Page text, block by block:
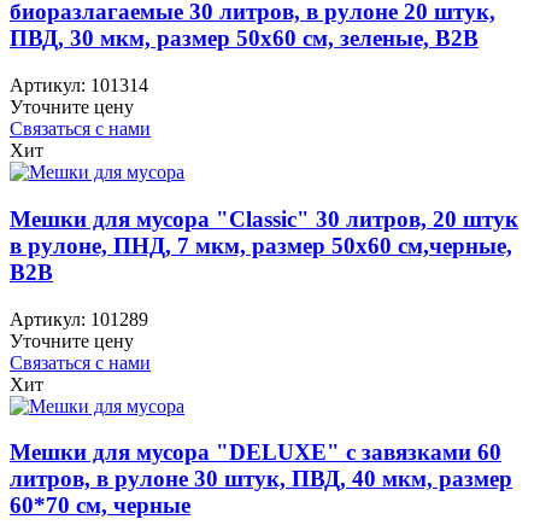
биоразлагаемые 30 литров, в рулоне 20 штук,
ПВД, 30 мкм, размер 50х60 см, зеленые, B2B
Артикул: 101314
Уточните цену
Связаться с нами
Хит
Мешки для мусора "Classic" 30 литров, 20 штук
в рулоне, ПНД, 7 мкм, размер 50х60 см,черные,
B2B
Артикул: 101289
Уточните цену
Связаться с нами
Хит
Мешки для мусора "DELUXE" с завязками 60
литров, в рулоне 30 штук, ПВД, 40 мкм, размер
60*70 см, черные